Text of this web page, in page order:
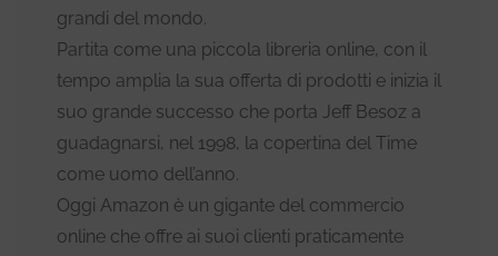
grandi del mondo.
Partita come una piccola libreria online, con il
tempo amplia la sua offerta di prodotti e inizia il
suo grande successo che porta Jeff Besoz a
guadagnarsi, nel 1998, la copertina del Time
come uomo dell’anno.
Oggi Amazon è un gigante del commercio
online che offre ai suoi clienti praticamente